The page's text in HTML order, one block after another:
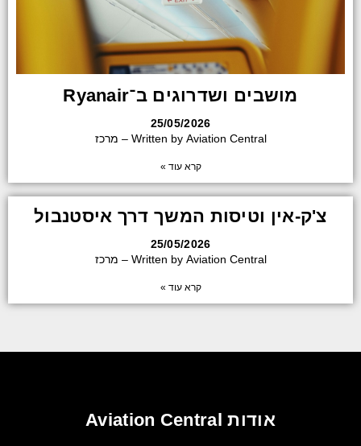
מושבים ושדרוגים ב־Ryanair
25/05/2026
Written by Aviation Central – מרכז
קרא עוד »
צ'ק-אין וטיסות המשך דרך איסטנבול
25/05/2026
Written by Aviation Central – מרכז
קרא עוד »
אודות Aviation Central